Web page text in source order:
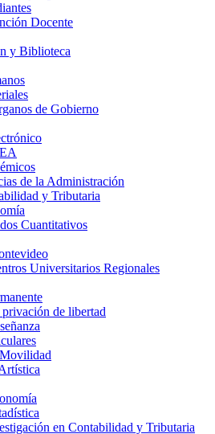
Docente
y Biblioteca
de Gobierno
de la Administración
y Tributaria
Cuantitativos
Universitarios Regionales
privación de libertad
en Contabilidad y Tributaria